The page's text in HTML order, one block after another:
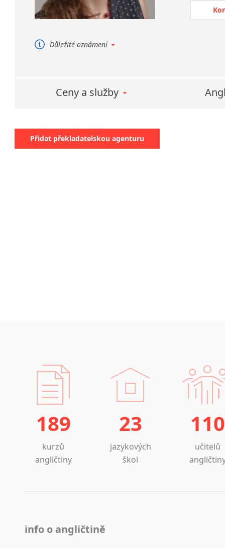
Důležité oznámení
Při
Ceny a služby
Přidat překladatelskou agenturu
189
kurzů
angličtiny
23
jazykových
škol
110
učitelů
info o angličtině